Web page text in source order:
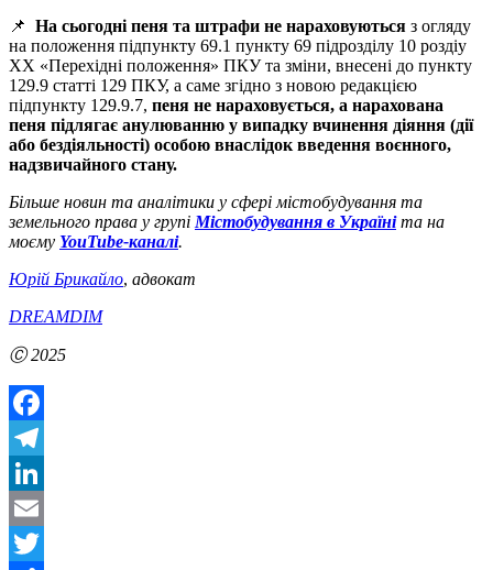
📌 На сьогодні пеня та штрафи не нараховуються з огляду
на положення підпункту 69.1 пункту 69 підрозділу 10 роздіу
ХХ «Перехідні положення» ПКУ та зміни, внесені до пункту
129.9 статті 129 ПКУ, а саме згідно з новою редакцією
підпункту 129.9.7, пеня не нараховується, а нарахована
пеня підлягає анулюванню у випадку вчинення діяння (дії
або бездіяльності) особою внаслідок введення воєнного,
надзвичайного стану.
Більше новин та аналітики у сфері містобудування та
земельного права у групі Містобудування в Україніта на
моєму YouTube-каналі.
Юрій Брикайло, адвокат
DREAMDIM
Ⓒ 2025
Facebook
Telegram
LinkedIn
Email